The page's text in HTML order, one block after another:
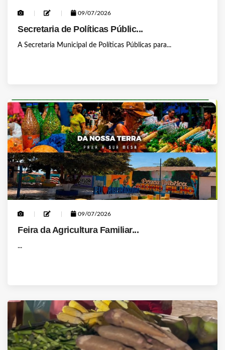
09/07/2026
Secretaria de Políticas Públic...
A Secretaria Municipal de Políticas Públicas para...
09/07/2026
Feira da Agricultura Familiar...
...